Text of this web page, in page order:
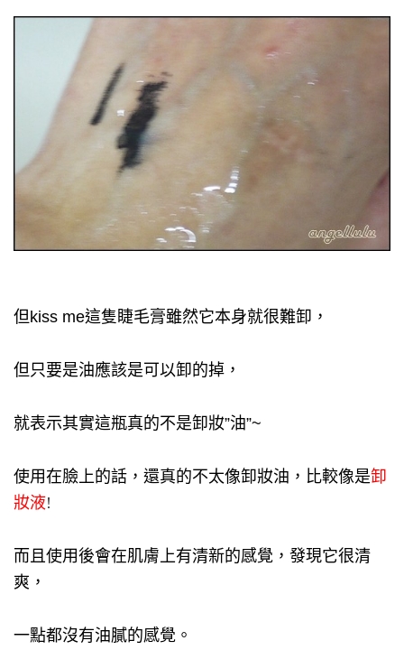
但kiss me這隻睫毛膏雖然它本身就很難卸，
但只要是油應該是可以卸的掉，
就表示其實這瓶真的不是卸妝”油”~
使用在臉上的話，還真的不太像卸妝油， 比較像是卸
妝液!
而且使用後會在肌膚上有清新的感覺， 發現它很清
爽，
一點都沒有油膩的感覺。